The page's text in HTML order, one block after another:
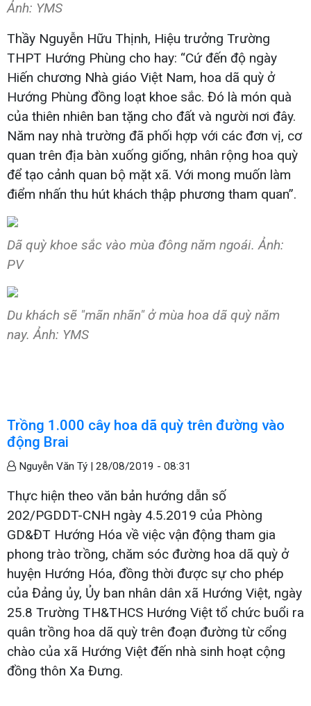
Ảnh: YMS
Thầy Nguyễn Hữu Thịnh, Hiệu trưởng Trường
THPT Hướng Phùng cho hay: “Cứ đến độ ngày
Hiến chương Nhà giáo Việt Nam, hoa dã quỳ ở
Hướng Phùng đồng loạt khoe sắc. Đó là món quà
của thiên nhiên ban tặng cho đất và người nơi đây.
Năm nay nhà trường đã phối hợp với các đơn vị, cơ
quan trên địa bàn xuống giống, nhân rộng hoa quỳ
để tạo cảnh quan bộ mặt xã. Với mong muốn làm
điểm nhấn thu hút khách thập phương tham quan”.
Dã quỳ khoe sắc vào mùa đông năm ngoái. Ảnh:
PV
Du khách sẽ "mãn nhãn" ở mùa hoa dã quỳ năm
nay. Ảnh: YMS
Trồng 1.000 cây hoa dã quỳ trên đường vào
động Brai
Nguyễn Văn Tý | 28/08/2019 - 08:31
Thực hiện theo văn bản hướng dẫn số
202/PGDDT-CNH ngày 4.5.2019 của Phòng
GD&ĐT Hướng Hóa về việc vận động tham gia
phong trào trồng, chăm sóc đường hoa dã quỳ ở
huyện Hướng Hóa, đồng thời được sự cho phép
của Đảng ủy, Ủy ban nhân dân xã Hướng Việt, ngày
25.8 Trường TH&THCS Hướng Việt tổ chức buổi ra
quân trồng hoa dã quỳ trên đoạn đường từ cổng
chào của xã Hướng Việt đến nhà sinh hoạt cộng
đồng thôn Xa Đưng.